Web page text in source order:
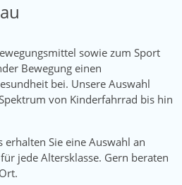
sowie zum Sport
Bewegung einen
bei. Unsere Auswahl
von Kinderfahrrad bis hin
Sie eine Auswahl an
jede Altersklasse. Gern beraten
für Fahrräder und E-